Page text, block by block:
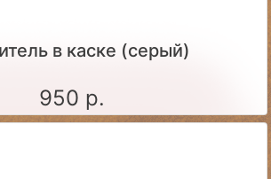
в каске (серый)
950 р.